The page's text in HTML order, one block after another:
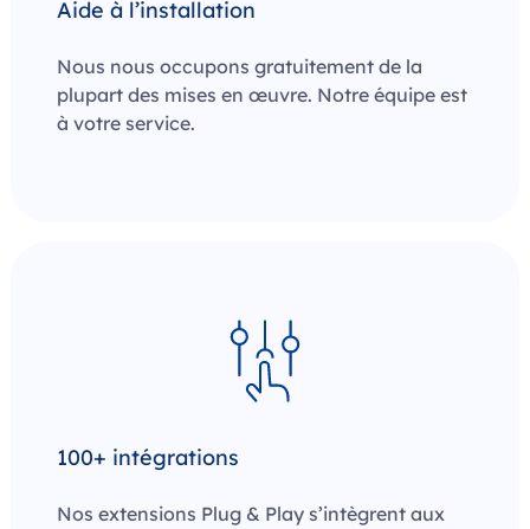
Aide à l’installation
Nous nous occupons gratuitement de la
plupart des mises en œuvre. Notre équipe est
à votre service.
100+ intégrations
Nos extensions Plug & Play s’intègrent aux